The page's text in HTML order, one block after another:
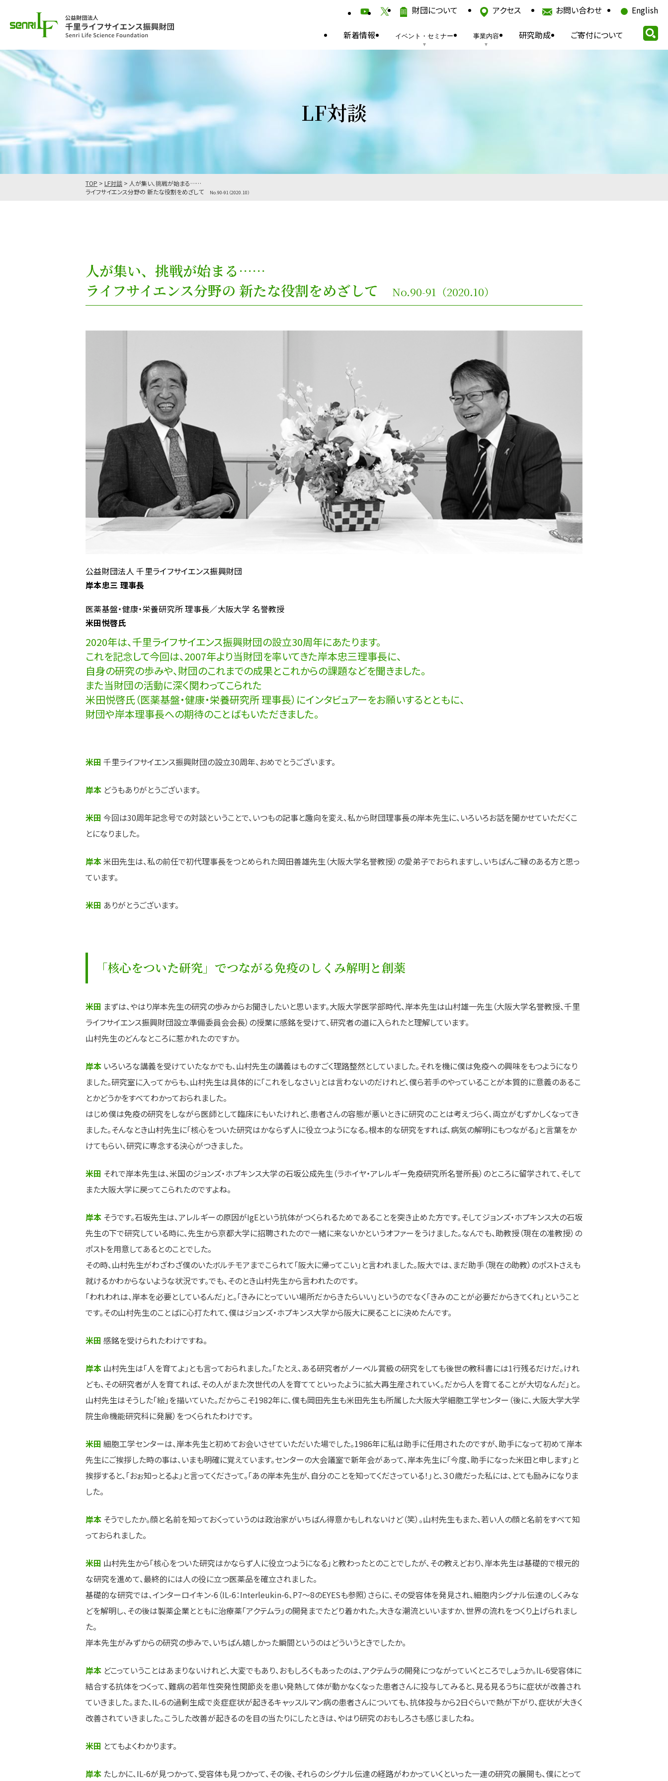
財団について アクセス お問い合わせ English
新着情報 イベント・セミナー 事業内容 研究助成 ご寄付について
LF対談
TOP > LF対談 > 人が集い、挑戦が始まる……
ライフサイエンス分野の 新たな役割をめざして
No.90-91（2020.10）
人が集い、挑戦が始まる……
ライフサイエンス分野の 新たな役割をめざして
No.90-91（2020.10）
公益財団法人 千里ライフサイエンス振興財団
岸本忠三 理事長
医薬基盤・健康・栄養研究所 理事長／大阪大学 名誉教授
米田悦啓氏
2020年は、千里ライフサイエンス振興財団の設立30周年にあたります。
これを記念して今回は、2007年より当財団を率いてきた岸本忠三理事長に、
自身の研究の歩みや、財団のこれまでの成果とこれからの課題などを聞きました。
また当財団の活動に深く関わってこられた
米田悦啓氏（医薬基盤・健康・栄養研究所 理事長）にインタビュアーをお願いするとともに、
財団や岸本理事長への期待のことばもいただきました。
米田 千里ライフサイエンス振興財団の設立30周年、おめでとうございます。
岸本 どうもありがとうございます。
米田 今回は30周年記念号での対談ということで、いつもの記事と趣向を変え、私から財団理事長の岸本先生に、いろいろお話を聞かせていただくこ
とになりました。
岸本米田先生は、私の前任で初代理事長をつとめられた岡田善雄先生（大阪大学名誉教授）の愛弟子でおられますし、いちばんご縁のある方と思っ
ています。
米田 ありがとうございます。
「核心をついた研究」でつながる免疫のしくみ解明と創薬
米田 まずは、やはり岸本先生の研究の歩みからお聞きしたいと思います。大阪大学医学部時代、岸本先生は山村雄一先生（大阪大学名誉教授、千里
ライフサイエンス振興財団設立準備委員会会長）の授業に感銘を受けて、研究者の道に入られたと理解しています。
山村先生のどんなところに惹かれたのですか。
岸本 いろいろな講義を受けていたなかでも、山村先生の講義はものすごく理路整然としていました。それを機に僕は免疫への興味をもつようになり
ました。研究室に入ってからも、山村先生は具体的に「これをしなさい」とは言わないのだけれど、僕ら若手のやっていることが本質的に意義のあるこ
とかどうかをすべてわかっておられました。
はじめ僕は免疫の研究をしながら医師として臨床にもいたけれど、患者さんの容態が悪いときに研究のことは考えづらく、両立がむずかしくなってき
ました。そんなとき山村先生に「核心をついた研究はかならず人に役立つようになる。根本的な研究をすれば、病気の解明にもつながる」と言葉をか
けてもらい、研究に専念する決心がつきました。
米田 それで岸本先生は、米国のジョンズ・ホプキンス大学の石坂公成先生（ラホイヤ・アレルギー免疫研究所名誉所長）のところに留学されて、そして
また大阪大学に戻ってこられたのですよね。
岸本 そうです。石坂先生は、アレルギーの原因がIgEという抗体がつくられるためであることを突き止めた方です。そしてジョンズ・ホプキンス大の石坂
先生の下で研究している時に、先生から京都大学に招聘されたので一緒に来ないかというオファーをうけました。なんでも、助教授（現在の准教授）の
ポストを用意してあるとのことでした。
その時、山村先生がわざわざ僕のいたボルチモアまでこられて「阪大に帰ってこい」と言われました。阪大では、まだ助手（現在の助教）のポストさえも
就けるかわからないような状況です。でも、そのとき山村先生から言われたのです。
「われわれは、岸本を必要としているんだ」と。「きみにとっていい場所だからきたらいい」というのでなく「きみのことが必要だからきてくれ」ということ
です。その山村先生のことばに心打たれて、僕はジョンズ・ホプキンス大学から阪大に戻ることに決めたんです。
米田 感銘を受けられたわけですね。
岸本 山村先生は「人を育てよ」とも言っておられました。「たとえ、ある研究者がノーベル賞級の研究をしても後世の教科書には1行残るだけだ。けれ
ども、その研究者が人を育てれば、その人がまた次世代の人を育ててといったように拡大再生産されていく。だから人を育てることが大切なんだ」と。
山村先生はそうした「絵」を描いていた。だからこそ1982年に、僕も岡田先生も米田先生も所属した大阪大学細胞工学センター（後に、大阪大学大学
院生命機能研究科に発展）をつくられたわけです。
米田 細胞工学センターは、岸本先生と初めてお会いさせていただいた場でした。1986年に私は助手に任用されたのですが、助手になって初めて岸本
先生にご挨拶した時の事は、いまも明確に覚えています。センターの大会議室で新年会があって、岸本先生に「今度、助手になった米田と申します」と
挨拶すると、「おぉ知っとるよ」と言ってくださって。「あの岸本先生が、自分のことを知ってくださっている！」と、３０歳だった私には、とても励みになりま
した。
岸本 そうでしたか。顔と名前を知っておくっていうのは政治家がいちばん得意かもしれないけど（笑）。山村先生もまた、若い人の顔と名前をすべて知
っておられました。
米田 山村先生から「核心をついた研究はかならず人に役立つようになる」と教わったとのことでしたが、その教えどおり、岸本先生は基礎的で根元的
な研究を進めて、最終的には人の役に立つ医薬品を確立されました。
基礎的な研究では、インターロイキン-6（IL-6：Interleukin-6、P7〜8のEYESも参照）さらに、その受容体を発見され、細胞内シグナル伝達のしくみな
どを解明し、その後は製薬企業とともに治療薬「アクテムラ」の開発までたどり着かれた。大きな潮流といいますか、世界の流れをつくり上げられまし
た。
岸本先生がみずからの研究の歩みで、いちばん嬉しかった瞬間というのはどういうときでしたか。
岸本 どこっていうことはあまりないけれど、大変でもあり、おもしろくもあったのは、アクテムラの開発につながっていくところでしょうか。IL-6受容体に
結合する抗体をつくって、難病の若年性突発性関節炎を患い発熱して体が動かなくなった患者さんに投与してみると、見る見るうちに症状が改善され
ていきました。また、IL-6の過剰生成で炎症症状が起きるキャッスルマン病の患者さんについても、抗体投与から2日ぐらいで熱が下がり、症状が大きく
改善されていきました。こうした改善が起きるのを目の当たりにしたときは、やはり研究のおもしろさも感じましたね。
米田 とてもよくわかります。
岸本 たしかに、IL-6が見つかって、受容体も見つかって、その後、それらのシグナル伝達の経路がわかっていくといった一連の研究の展開も、僕にとって